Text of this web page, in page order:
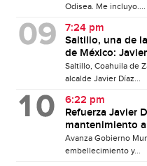
Odisea. Me incluyo....
7:24 pm
Saltillo, una de
de México:
Saltillo, Coahuila de
alcalde Javier Díaz...
6:22 pm
Refuerza Javier
mantenimiento
Avanza Gobierno
embellecimiento y...